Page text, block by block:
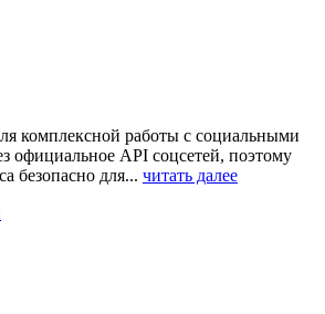
комплексной работы с социальными
официальное API соцсетей, поэтому
безопасно для... читать далее